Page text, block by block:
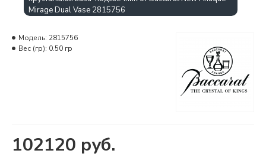
Mirage Dual Vase 2815756
102120 руб.
Модель: 2815756
Вес (гр): 0.50 гр